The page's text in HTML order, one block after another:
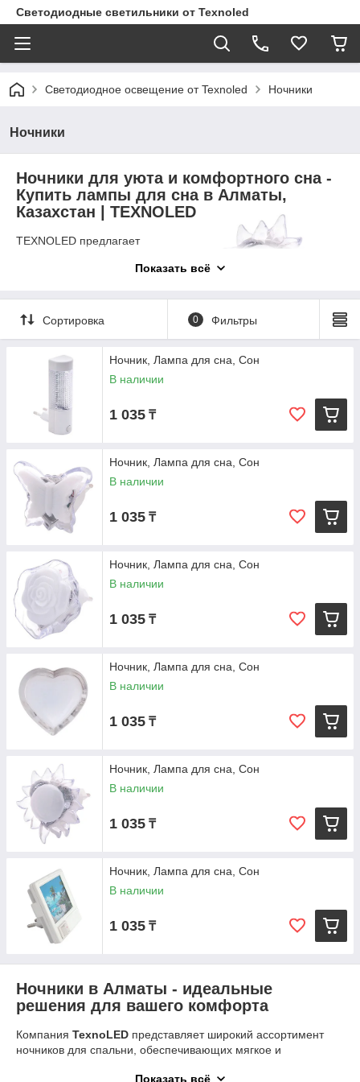
Светодиодные светильники от Texnoled
Светодиодное освещение от Texnoled Ночники
Ночники
Ночники для уюта и комфортного сна -
Купить лампы для сна в Алматы,
Казахстан | TEXNOLED
TEXNOLED предлагает
идеальное освещение для
Алматы, Казахстан. Наши ночники
созданы для обеспечения мягкого
уютному сну.
В нашем ассортименте представлены различные варианты
ночников, включая лампы, созданные специально для сна,
обеспечивая нежный свет, который не мешает вашему сну.
Большой выбор ночников различных моделей и стилей
Пусть ваши ночи будут полны уюта с нашими ночниками.
Закажите у нас и наслаждайтесь спокойным и комфортным
сном каждую ночь.
Показать всё
Сортировка 0 Фильтры
Ночник, Лампа для сна, Сон
В наличии
1 035 ₸
Ночник, Лампа для сна, Сон
В наличии
1 035 ₸
Ночник, Лампа для сна, Сон
В наличии
1 035 ₸
Ночник, Лампа для сна, Сон
В наличии
1 035 ₸
Ночник, Лампа для сна, Сон
В наличии
1 035 ₸
Ночник, Лампа для сна, Сон
В наличии
1 035 ₸
Ночники в Алматы - идеальные
решения для вашего комфорта
Компания TexnoLED представляет широкий ассортимент
ночников для спальни, обеспечивающих мягкое и
Показать всё